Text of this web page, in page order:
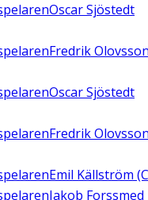
Oscar Sjöstedt
Fredrik
Oscar Sjöstedt
Fredrik
Emil Källström
Jakob Forssmed